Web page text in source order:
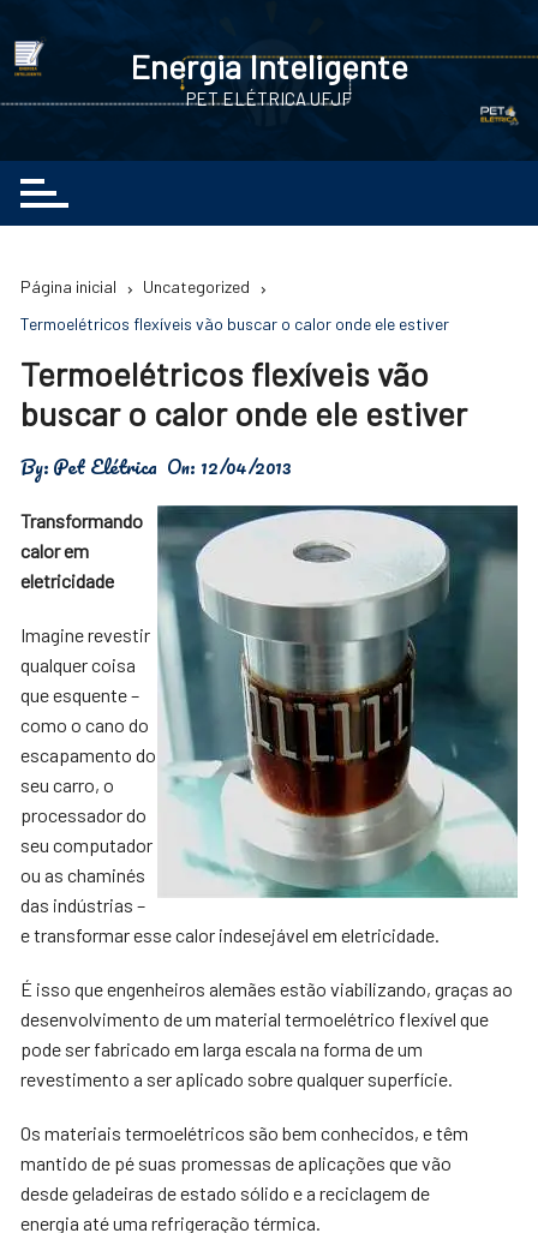
para
conteúdo
Energia Inteligente
PET ELÉTRICA UFJF
Página inicial
Uncategorized
Termoelétricos flexíveis vão buscar o calor onde ele estiver
Termoelétricos flexíveis vão
buscar o calor onde ele estiver
By:Pet Elétrica On: 12/04/2013
Transformando
calor em
eletricidade
Imagine revestir
qualquer coisa
que esquente –
como o cano do
escapamento do
seu carro, o
processador do
seu computador
ou as chaminés
das indústrias –
e transformar esse calor indesejável em eletricidade.
É isso que engenheiros alemães estão viabilizando, graças ao
desenvolvimento de um material termoelétrico flexível que
pode ser fabricado em larga escala na forma de um
revestimento a ser aplicado sobre qualquer superfície.
Os materiais termoelétricos são bem conhecidos, e têm
mantido de pé suas promessas de aplicações que vão
desde geladeiras de estado sólido e a reciclagem de
energia até uma refrigeração térmica.